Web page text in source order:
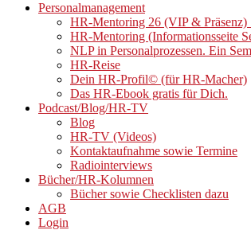
Personalmanagement
HR-Mentoring 26 (VIP & Präsenz)
HR-Mentoring (Informationsseite
NLP in Personalprozessen. Ein
HR-Reise
Dein HR-Profil© (für HR-Macher)
Das HR-Ebook gratis für Dich.
Podcast/Blog/HR-TV
Blog
HR-TV (Videos)
Kontaktaufnahme sowie Termine
Radiointerviews
Bücher/HR-Kolumnen
Bücher sowie Checklisten dazu
AGB
Login